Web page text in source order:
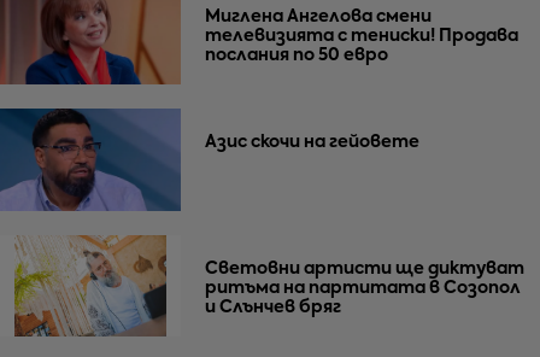
Миглена Ангелова смени
телевизията с тениски! Продава
послания по 50 евро
Азис скочи на гейовете
Световни артисти ще диктуват
ритъма на партитата в Созопол
и Слънчев бряг